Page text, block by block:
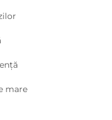
mare